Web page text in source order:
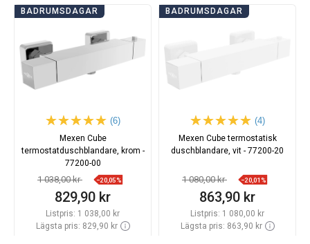
BADRUMSDAGAR
(6)
Mexen Cube
termostatduschblandare, krom -
77200-00
1 038,00 kr −20,05%
829,90 kr
Listpris: 1 038,00 kr
Lägsta pris: 829,90 kr
BADRUMSDAGAR
(4)
Mexen Cube termostatisk
duschblandare, vit - 77200-20
1 080,00 kr −20,01%
863,90 kr
Listpris: 1 080,00 kr
Lägsta pris: 863,90 kr